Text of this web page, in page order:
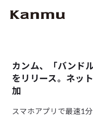
カンム、「バンド
をリリース。ネッ
加
スマホアプリで最速1